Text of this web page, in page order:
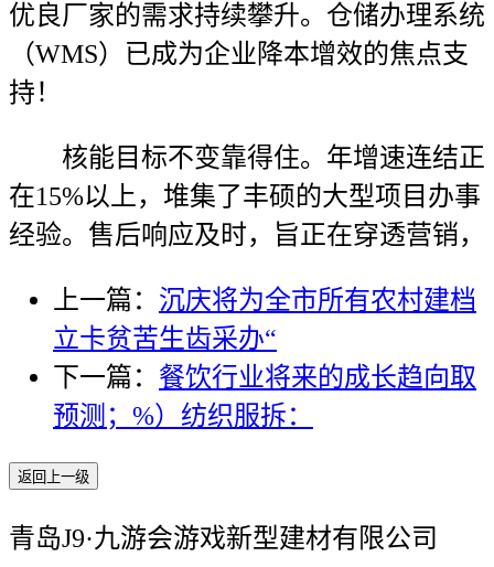
优良厂家的需求持续攀升。仓储办理系统
（WMS）已成为企业降本增效的焦点支
持！
核能目标不变靠得住。年增速连结正
在15%以上，堆集了丰硕的大型项目办事
经验。售后响应及时，旨正在穿透营销，
上一篇： 沉庆将为全市所有农村建档
立卡贫苦生齿采办“
下一篇： 餐饮行业将来的成长趋向取
预测；%）纺织服拆：
返回上一级
青岛J9·九游会游戏新型建材有限公司